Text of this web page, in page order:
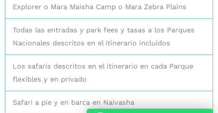
Explorer o Mara Maisha Camp o Mara Zebra Plains
Todas las entradas y park fees y tasas a los Parques
Nacionales descritos en el itinerario incluidos
Los safaris descritos en el itinerario en cada Parque
flexibles y en privado
Safari a pie y en barca en Naivasha